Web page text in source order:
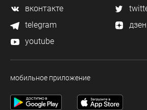
вконтакте
telegram
дзен
youtube
мобильное приложение